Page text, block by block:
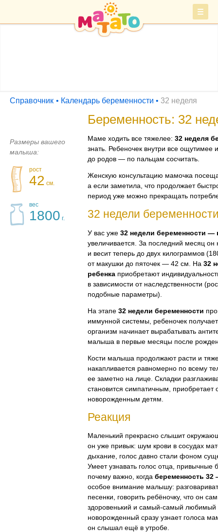
СПРАВОЧНИК
Справочник Календарь беременности 32 неделя
Размеры вашего
малыша:
рост
42 см.
вес
1800 г.
Беременность: 32
Маме ходить все тяжелее: 32 неделя
знать. Ребеночек внутри все ощутимее
до родов — по пальцам сосчитать.
Женскую консультацию мамочка
а если заметила, что продолжает
период уже можно прекращать
32 недели
У вас уже 32 недели беременности —
увеличивается. За последний месяц
и весит теперь до двух килограммов (
от макушки до пяточек — 42 см. На 32
ребенка приобретают
в зависимости от наследственности
подобные параметры).
На этапе 32 недели беременности
иммунной системы, ребеночек
организм начинает вырабатывать
малыша в первые месяцы после
Кости малыша продолжают расти и
накапливается равномерно по всему
ее заметно на лице. Складки
становится симпатичным, приобретает
новорожденным детям.
Реакция
Маленький прекрасно слышит
он уже привык: шум крови в сосудах
дыхание, голос давно стали фоном
Умеет узнавать голос отца,
почему важно, когда беременность 32
особое внимание малышу:
песенки, говорить ребёночку, что он
здоровенький и самый-самый любимый
новорожденный сразу узнает голоса
он слышал ещё в утробе.